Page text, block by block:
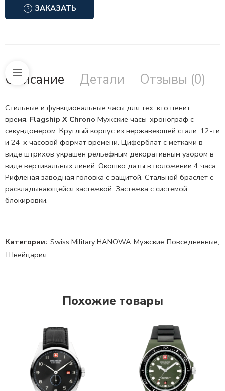
ЗАКАЗАТЬ
Описание Детали Отзывы (0)
Стильные и функциональные часы для тех, кто ценит
время. Flagship X Chrono Мужские часы-хронограф с
секундомером. Круглый корпус из нержавеющей стали. 12-ти
и 24-х часовой формат времени. Циферблат с метками в
виде штрихов украшен рельефным декоративным узором в
виде вертикальных линий. Окошко даты в положении 4 часа.
Рифленая заводная головка с защитой. Стальной браслет с
раскладывающейся застежкой. Застежка с системой
блокировки.
Категории: Swiss Military HANOWA,Мужские,Повседневные,
Швейцария
Похожие товары